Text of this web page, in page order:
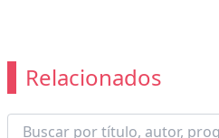
Relacionados